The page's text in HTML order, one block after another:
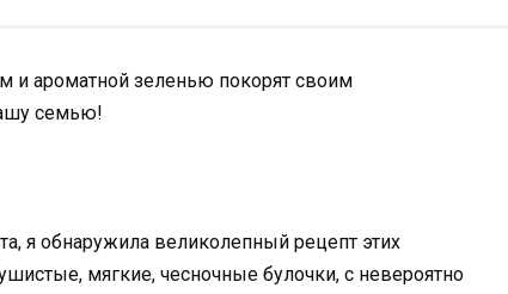
я обнаружила великолепный рецепт этих
мягкие, чесночные булочки, с невероятно